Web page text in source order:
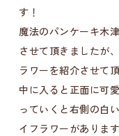
す！
魔法のパンケーキ木
させて頂きましたが
ラワーを紹介させて
中に入ると正面に可
っていくと右側の白
イフラワーがあります